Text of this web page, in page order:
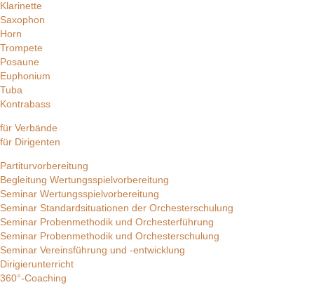
Klarinette
Saxophon
Horn
Trompete
Posaune
Euphonium
Tuba
Kontrabass
für Verbände
für Dirigenten
Partiturvorbereitung
Begleitung Wertungsspielvorbereitung
Seminar Wertungsspielvorbereitung
Seminar Standardsituationen der Orchesterschulung
Seminar Probenmethodik und Orchesterführung
Seminar Probenmethodik und Orchesterschulung
Seminar Vereinsführung und -entwicklung
Dirigierunterricht
360°-Coaching